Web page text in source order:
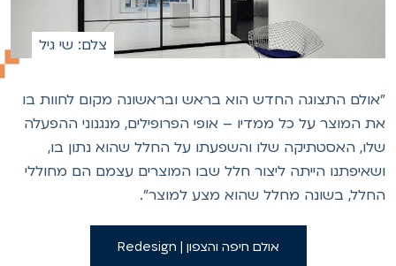
צלם: שי גיל
התצוגה החדש הוא בראש ובראשונה מקום לחוות בו
המוצר על כל ממדיו – אופי הפרופילים, מנגנוני ההפעלה
האסטתיקה שלו והשפעתו על החלל שהוא נתון בו,
הייתה ליצור חלל שבו המוצרים עצמם הם מחוללי
בשונה מחלל שהוא מצע למוצר".
אולם חיפה והצפון | Redesign